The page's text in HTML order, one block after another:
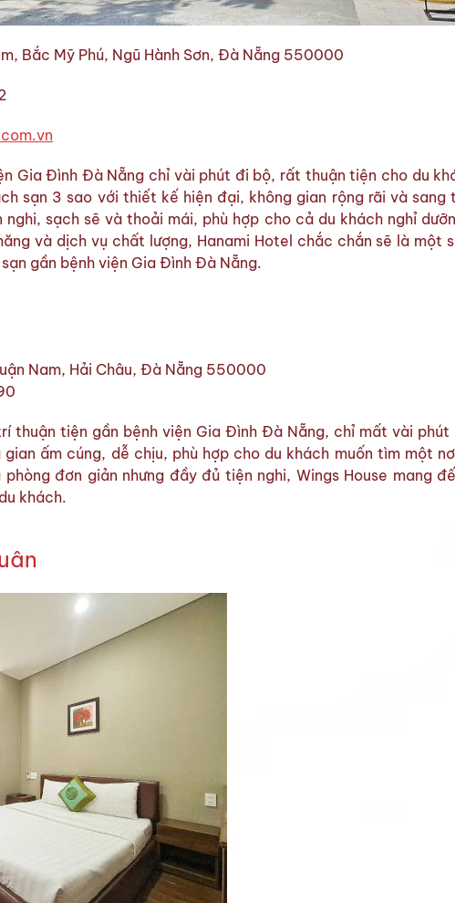
Bắc Mỹ Phú, Ngũ Hành Sơn, Đà Nẵng 550000
Gia Đình Đà Nẵng chỉ vài phút đi bộ, rất thuận tiện cho du
sạn 3 sao với thiết kế hiện đại, không gian rộng rãi và sang
sạch sẽ và thoải mái, phù hợp cho cả du khách nghỉ
và dịch vụ chất lượng, Hanami Hotel chắc chắn sẽ là một
gần bệnh viện Gia Đình Đà Nẵng.
Nam, Hải Châu, Đà Nẵng 550000
thuận tiện gần bệnh viện Gia Đình Đà Nẵng, chỉ mất vài phút
ấm cúng, dễ chịu, phù hợp cho du khách muốn tìm một
đơn giản nhưng đầy đủ tiện nghi, Wings House mang
khách.